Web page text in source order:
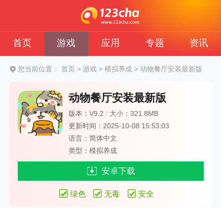
首页 游戏 应用 专题 资讯
您当前位置： 首页 > 游戏 > 模拟养成 >动物餐厅安装最新版
动物餐厅安装最新版
版本：V9.2/ 大小：321.8MB
更新时间：2025-10-08 15:53:03
语言：简体中文
类型：模拟养成
安卓下载
绿色 无毒 安全